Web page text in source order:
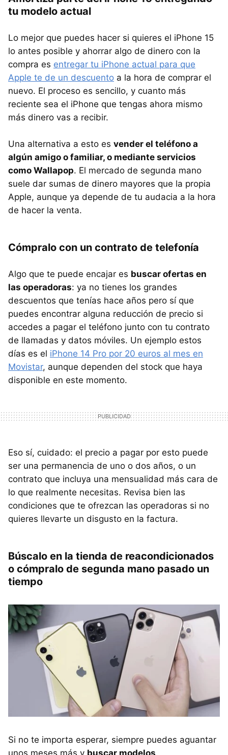
tu modelo actual
Lo mejor que puedes hacer si quieres el iPhone 15
lo antes posible y ahorrar algo de dinero con la
compra es entregar tu iPhone actual para que
Apple te de un descuento a la hora de comprar el
nuevo. El proceso es sencillo, y cuanto más
reciente sea el iPhone que tengas ahora mismo
más dinero vas a recibir.
Una alternativa a esto es vender el teléfono a
algún amigo o familiar, o mediante servicios
como Wallapop. El mercado de segunda mano
suele dar sumas de dinero mayores que la propia
Apple, aunque ya depende de tu audacia a la hora
de hacer la venta.
Cómpralo con un contrato de telefonía
Algo que te puede encajar es buscar ofertas en
las operadoras: ya no tienes los grandes
descuentos que tenías hace años pero sí que
puedes encontrar alguna reducción de precio si
accedes a pagar el teléfono junto con tu contrato
de llamadas y datos móviles. Un ejemplo estos
días es el iPhone 14 Pro por 20 euros al mes en
Movistar, aunque dependen del stock que haya
disponible en este momento.
Eso sí, cuidado: el precio a pagar por esto puede
ser una permanencia de uno o dos años, o un
contrato que incluya una mensualidad más cara de
lo que realmente necesitas. Revisa bien las
condiciones que te ofrezcan las operadoras si no
quieres llevarte un disgusto en la factura.
Búscalo en la tienda de reacondicionados
o cómpralo de segunda mano pasado un
tiempo
Si no te importa esperar, siempre puedes aguantar